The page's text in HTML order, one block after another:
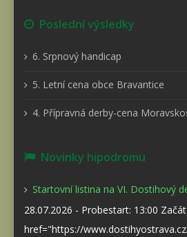
Poslední výsledky
6. Srpnový handicap
5. Letní cena obce Bravantice
4. Přípravná derby-cena
Novinky hipodromu
Startovní listina na VI. Dostihový
28.07.2026 - Probestart: 13:00
href="https://